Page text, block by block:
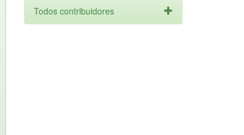
Todos contribuidores